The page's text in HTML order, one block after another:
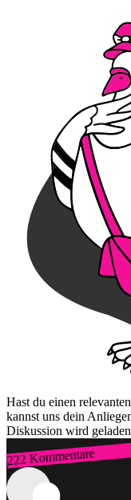
Hast du einen
kannst uns dein
Diskussion wird
222 Kommentare
Zum Login